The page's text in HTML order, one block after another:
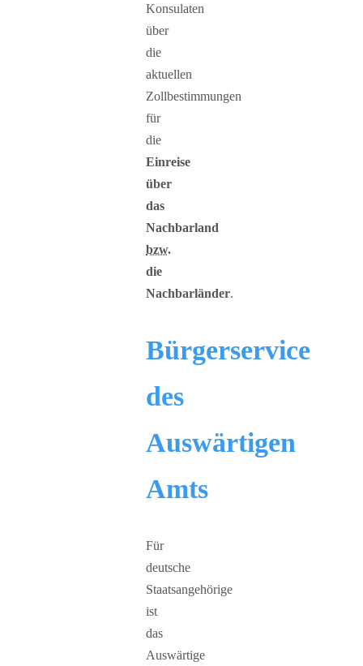
Konsulaten
über
die
aktuellen
Zollbestimmungen
für
die
Einreise
über
das
Nachbarland
bzw.
die
Nachbarländer.
Bürgerservice
des
Auswärtigen
Amts
Für
deutsche
Staatsangehörige
ist
das
Auswärtige